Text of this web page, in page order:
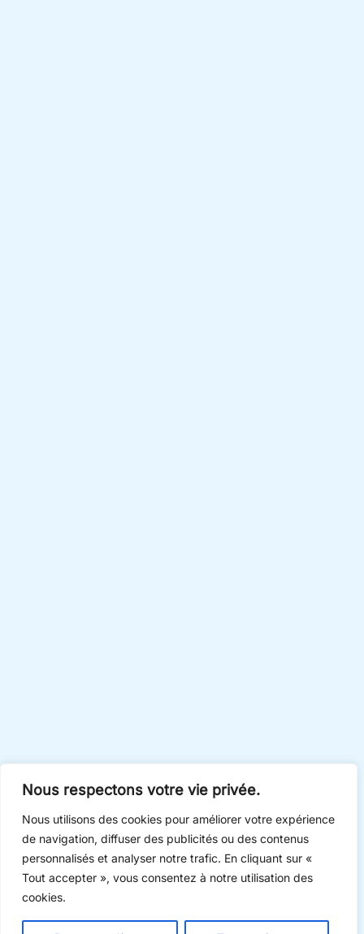
Nous respectons votre vie privée.
Nous utilisons des cookies pour améliorer votre expérience
de navigation, diffuser des publicités ou des contenus
personnalisés et analyser notre trafic. En cliquant sur «
Tout accepter », vous consentez à notre utilisation des
cookies.